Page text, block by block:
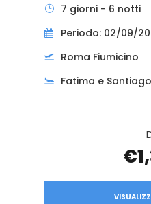
7 giorni - 6 notti
Periodo: 02/09/
Roma Fiumicino
Fatima e Santiago